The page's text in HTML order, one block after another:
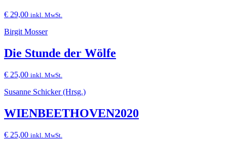
€ 29,00 inkl. MwSt.
Birgit Mosser
Die Stunde der Wölfe
€ 25,00 inkl. MwSt.
Susanne Schicker (Hrsg.)
WIENBEETHOVEN2020
€ 25,00 inkl. MwSt.